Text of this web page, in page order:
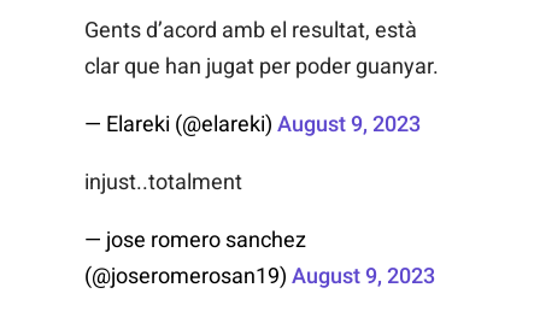
Gents d’acord amb el resultat, està
clar que han jugat per poder guanyar.
— Elareki (@elareki) August 9, 2023
injust..totalment
— jose romero sanchez
(@joseromerosan19) August 9, 2023